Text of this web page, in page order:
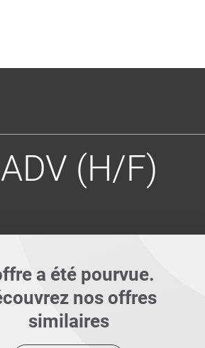
(H/F)
a été pourvue.
nos offres
similaires